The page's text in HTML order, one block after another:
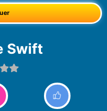
Swift